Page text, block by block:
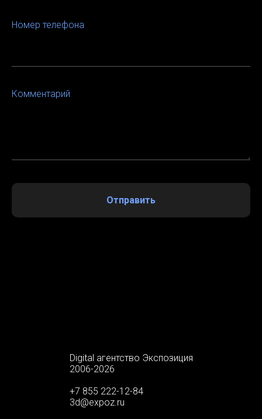
Номер телефона
Комментарий
Отправить
Digital агентство Экспозиция
2006-2026
+7 855 222-12-84
3d@expoz.ru